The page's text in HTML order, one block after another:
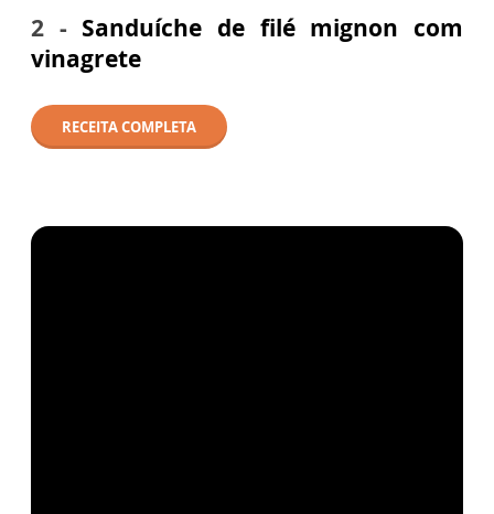
2 - Sanduíche de filé mignon com
vinagrete
RECEITA COMPLETA